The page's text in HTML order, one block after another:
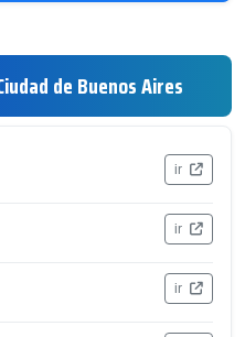
de Buenos Aires
ir
ir
ir